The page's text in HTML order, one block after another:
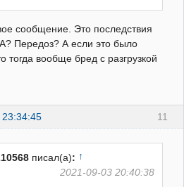
сообщение. Это последствия
Передоз? А если это было
тогда вообще бред с разгрузкой
11
писал(а): ↑
2021-09-03 20:40:38